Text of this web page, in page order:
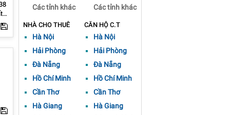
Các tỉnh khác
Các tỉnh khác
NHÀ CHO THUÊ
Hà Nội
Hải Phòng
Đà Nẵng
Hồ Chí Minh
Cần Thơ
Hà Giang
CĂN HỘ C.T
Hà Nội
Hải Phòng
Đà Nẵng
Hồ Chí Minh
Cần Thơ
Hà Giang